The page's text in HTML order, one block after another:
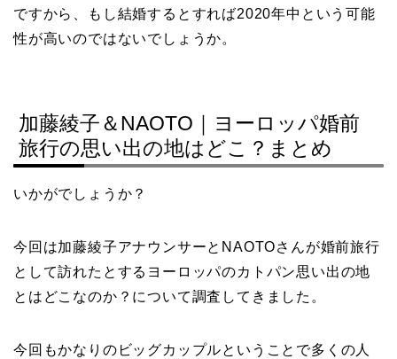
ですから、もし結婚するとすれば2020年中という可能
性が高いのではないでしょうか。
加藤綾子＆NAOTO｜ヨーロッパ婚前
旅行の思い出の地はどこ？まとめ
いかがでしょうか？
今回は加藤綾子アナウンサーとNAOTOさんが婚前旅行
として訪れたとするヨーロッパのカトパン思い出の地
とはどこなのか？について調査してきました。
今回もかなりのビッグカップルということで多くの人